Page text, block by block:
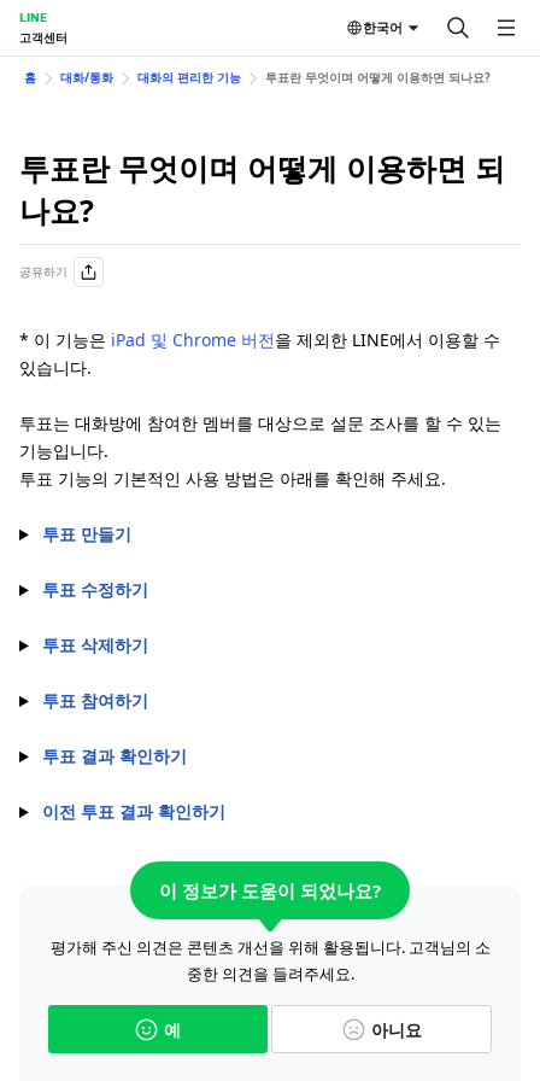
LINE
고객센터
한국어
홈 대화/통화 대화의 편리한 기능 투표란 무엇이며 어떻게 이용하면 되나요?
투표란 무엇이며 어떻게 이용하면 되
나요?
공유하기
* 이 기능은 iPad 및 Chrome 버전을 제외한 LINE에서 이용할 수
있습니다.
투표는 대화방에 참여한 멤버를 대상으로 설문 조사를 할 수 있는
기능입니다.
투표 기능의 기본적인 사용 방법은 아래를 확인해 주세요.
투표 만들기
투표 수정하기
투표 삭제하기
투표 참여하기
투표 결과 확인하기
이전 투표 결과 확인하기
이 정보가 도움이 되었나요?
평가해 주신 의견은 콘텐츠 개선을 위해 활용됩니다. 고객님의 소
중한 의견을 들려주세요.
예 아니요